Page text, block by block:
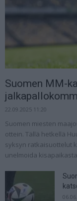
Suomen MM-
22.09.2025 11:20
Suomen miesten
ottein. Tällä hetkellä
syksyn ratkaisuottelut
unelmoida